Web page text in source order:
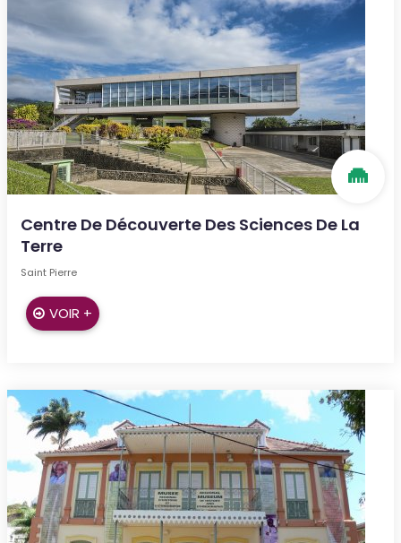
Centre De Découverte Des Sciences De La
Terre
Saint Pierre
VOIR +